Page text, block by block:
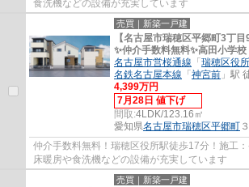
食洗機などの設備が充実しています
売買｜新築一戸建
【名古屋市瑞穂区平郷町3丁目
✨️仲介手数料無料✨️高田小学
名古屋市営桜通線 「 瑞穂区役所
名鉄名古屋本線 「 神宮前 」駅
4,399万円
7月28日 値下げ
間取:4LDK/123.16㎡
愛知県名古屋市瑞穂区平郷町
仲介手数料無料！瑞穂区役所駅徒歩17分！施工
床暖房や食洗機などの設備が充実しています
売買｜新築一戸建